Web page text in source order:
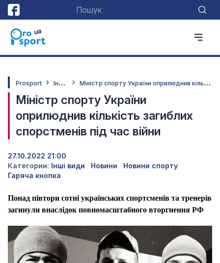
Prosport І
нші види М
іністр спорту України оприлюднив кількість загиблих спорстменів під час війни
Міністр спорту України
оприлюднив кількість загиблих
спорстменів під час війни
27.10.2022 21:00
Категории: Інші види Новини
Новини спорту
Гаряча кнопка
Понад півтори сотні українських спортсменів та тренерів
загинули внаслідок повномасштабного вторгнення РФ